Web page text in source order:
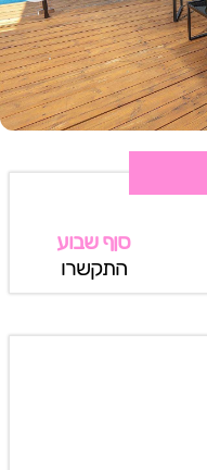
סןף שבוע
התקשרו